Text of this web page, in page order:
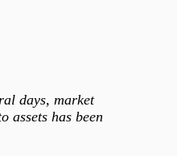
days, market
assets has been